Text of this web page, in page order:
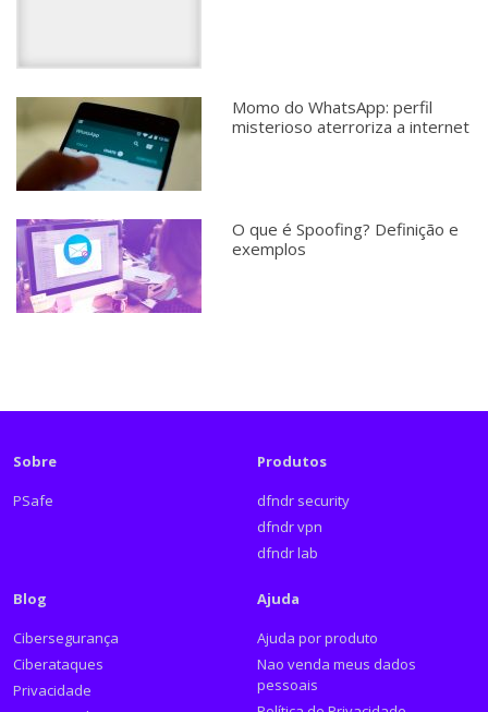
Momo do WhatsApp: perfil
misterioso aterroriza a internet
O que é Spoofing? Definição e
exemplos
Sobre
PSafe
Produtos
dfndr security
dfndr vpn
dfndr lab
Blog
Cibersegurança
Ciberataques
Privacidade
Ajuda
Ajuda por produto
Nao venda meus dados
pessoais